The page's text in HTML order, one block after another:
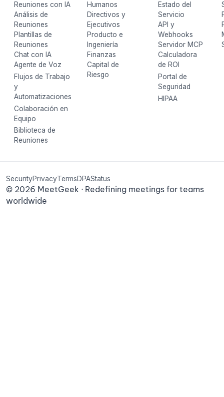
Reuniones con IA
Análisis de
Reuniones
Plantillas de
Reuniones
Chat con IA
Agente de Voz
Flujos de Trabajo
y
Automatizaciones
Colaboración en
Equipo
Biblioteca de
Reuniones
Humanos
Directivos y
Ejecutivos
Producto e
Ingeniería
Finanzas
Capital de
Riesgo
Estado del
Servicio
API y
Webhooks
Servidor MCP
Calculadora
de ROI
Portal de
Seguridad
HIPAA
© 2026 MeetGeek · Redefining meetings for teams
worldwide
SecurityPrivacyTermsDPAStatus